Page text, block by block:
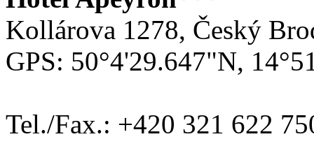
Kollárova 1278, Český
GPS: 50°4'29.647"N,
Tel./Fax.: +420 321 622